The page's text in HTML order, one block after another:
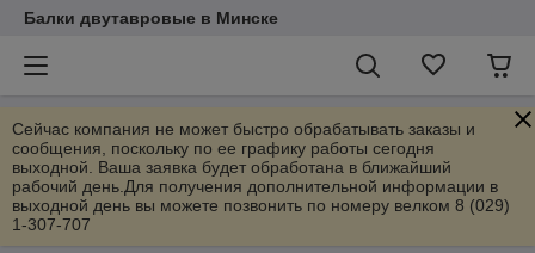
Балки двутавровые в Минске
Сейчас компания не может быстро обрабатывать заказы и
сообщения, поскольку по ее графику работы сегодня
выходной. Ваша заявка будет обработана в ближайший
рабочий день.Для получения дополнительной информации в
выходной день вы можете позвонить по номеру велком 8 (029)
1-307-707